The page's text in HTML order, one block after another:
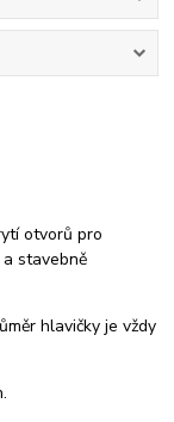
otvorů pro
stavebně
hlavičky je vždy